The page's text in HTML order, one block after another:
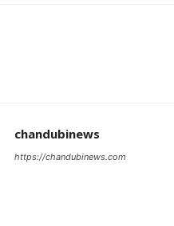
chandubinews
https://chandubinews.com